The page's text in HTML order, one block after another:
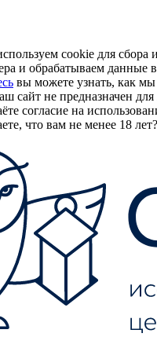
cookie для сбора
и обрабатываем данные
вы можете узнать, как
сайт не предназначен
согласие на
что вам не менее 18 лет?